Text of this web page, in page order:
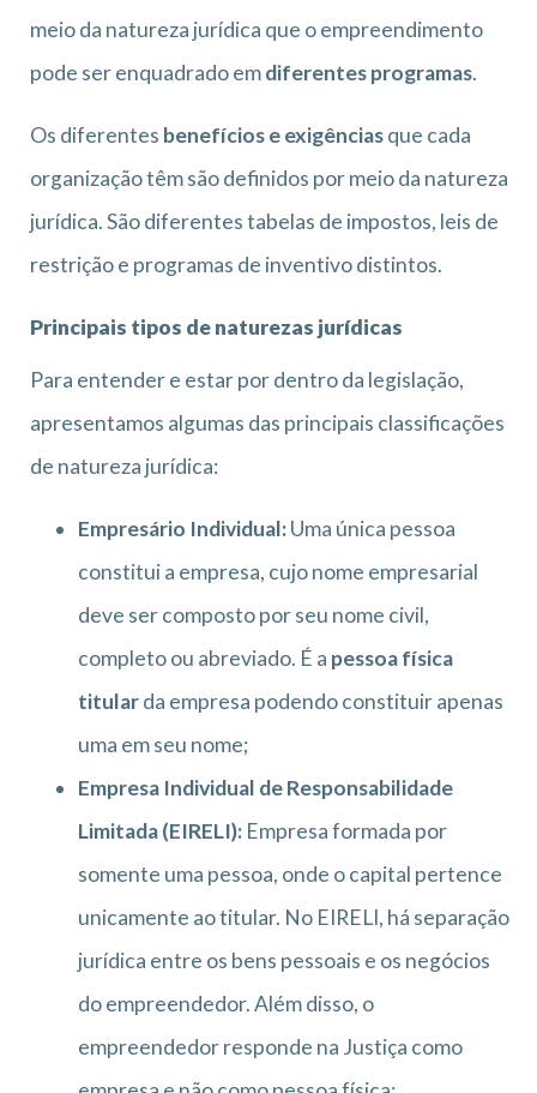
meio da natureza jurídica que o empreendimento
pode ser enquadrado emdiferentes programas.
Os diferentes benefícios e exigênciasque cada
organização têm são definidos por meio da natureza
jurídica. São diferentes tabelas de impostos, leis de
restrição e programas de inventivo distintos.
Principais tipos de naturezas jurídicas
Para entender e estar por dentro da legislação,
apresentamos algumas das principais classificações
de natureza jurídica:
Empresário Individual:Uma única pessoa
constitui a empresa, cujo nome empresarial
deve ser composto por seu nome civil,
completo ou abreviado. É a pessoa física
titularda empresa podendo constituir apenas
uma em seu nome;
Empresa Individual de Responsabilidade
Limitada (EIRELI): Empresa formada por
somente uma pessoa, onde o capital pertence
unicamente ao titular. No EIRELI, há separação
jurídica entre os bens pessoais e os negócios
do empreendedor. Além disso, o
empreendedor responde na Justiça como